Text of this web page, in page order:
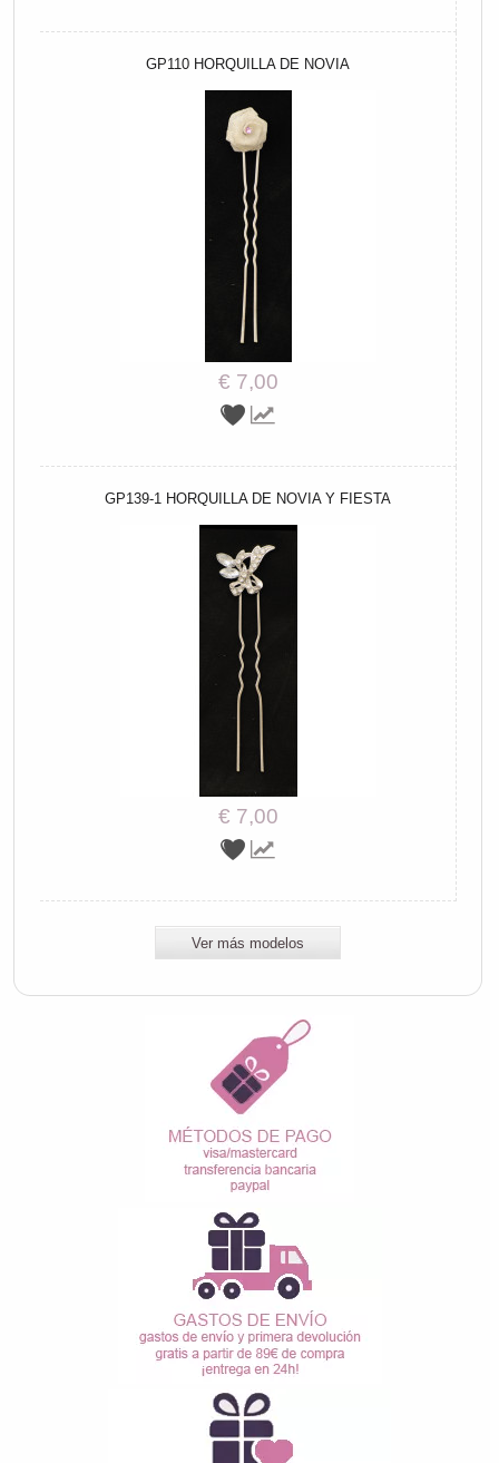
GP110 HORQUILLA DE NOVIA
€ 7,00
GP139-1 HORQUILLA DE NOVIA Y FIESTA
€ 7,00